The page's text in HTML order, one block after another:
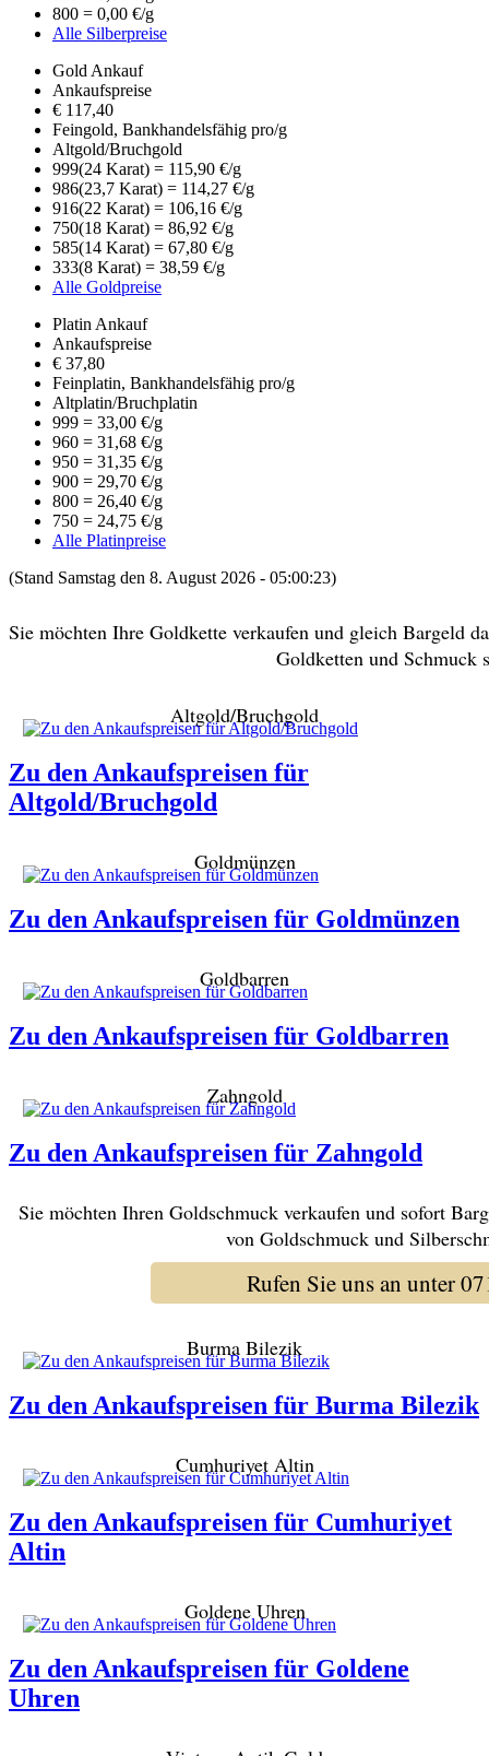
800 = 0,00 €/g
Alle Silberpreise
Gold Ankauf
Ankaufspreise
€ 117,40
Feingold, Bankhandelsfähig pro/g
Altgold/Bruchgold
999(24 Karat) = 115,90 €/g
986(23,7 Karat) = 114,27 €/g
916(22 Karat) = 106,16 €/g
750(18 Karat) = 86,92 €/g
585(14 Karat) = 67,80 €/g
333(8 Karat) = 38,59 €/g
Alle Goldpreise
Platin Ankauf
Ankaufspreise
€ 37,80
Feinplatin, Bankhandelsfähig pro/g
Altplatin/Bruchplatin
999 = 33,00 €/g
960 = 31,68 €/g
950 = 31,35 €/g
900 = 29,70 €/g
800 = 26,40 €/g
750 = 24,75 €/g
Alle Platinpreise
(Stand Samstag den 8. August 2026 - 05:00:23)
Sie möchten Ihre Goldkette verkaufen und gleich Bargeld
Goldketten und Schmuck
Altgold/Bruchgold
Zu den Ankaufspreisen für
Altgold/Bruchgold
Goldmünzen
Zu den Ankaufspreisen für Goldmünzen
Goldbarren
Zu den Ankaufspreisen für Goldbarren
Zahngold
Zu den Ankaufspreisen für Zahngold
Sie möchten Ihren Goldschmuck verkaufen und sofort
von Goldschmuck und
Rufen Sie uns an unter
Burma Bilezik
Zu den Ankaufspreisen für Burma Bilezik
Cumhuriyet Altin
Zu den Ankaufspreisen für Cumhuriyet
Altin
Goldene Uhren
Zu den Ankaufspreisen für Goldene
Uhren